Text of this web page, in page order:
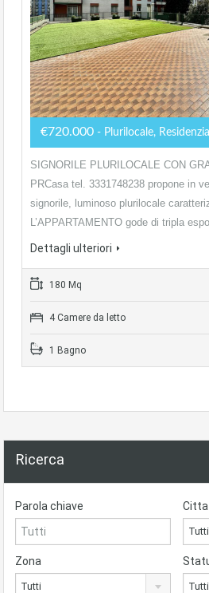
€720.000 - Plurilocale,
SIGNORILE PLURILOCALE CON
PRCasa tel. 3331748238 propone in
signorile, luminoso plurilocale
L’APPARTAMENTO gode di tripla
Dettagli ulteriori
180 Mq
4 Camere da letto
1 Bagno
Ricerca
Parola chiave Citta
Tutti
Zona
Tutti Tutti